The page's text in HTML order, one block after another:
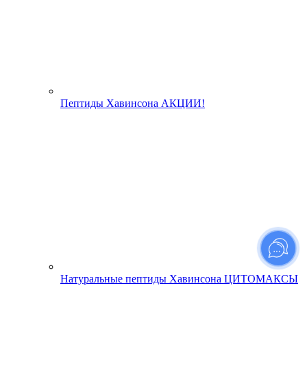
Пептиды Хавинсона АКЦИИ!
Натуральные пептиды Хавинсона ЦИТОМАКСЫ